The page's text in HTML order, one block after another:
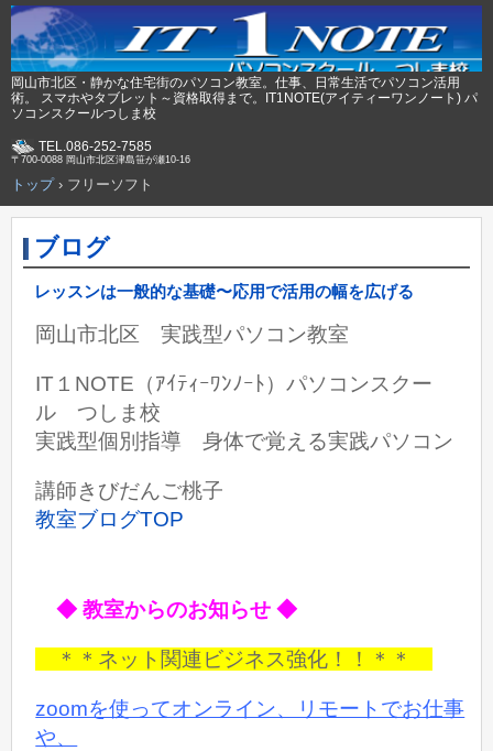
岡山市北区・静かな住宅街のパソコン教室。仕事、日常生活でパソコン活用
術。 スマホやタブレット～資格取得まで。IT1NOTE(アイティーワンノート) パ
ソコンスクールつしま校
TEL.086-252-7585
〒700-0088 岡山市北区津島笹が瀬10-16
トップ› フリーソフト
ブログ
レッスンは一般的な基礎〜応用で活用の幅を広げる
岡山市北区 実践型パソコン教室
IT１NOTE（ｱｲﾃｨｰﾜﾝﾉｰﾄ）パソコンスクー
ル つしま校
実践型個別指導 身体で覚える実践パソコン
講師きびだんご桃子
教室ブログTOP
◆ 教室からのお知らせ ◆
＊＊ネット関連ビジネス強化！！＊＊
zoomを使ってオンライン、リモートでお仕事
や、